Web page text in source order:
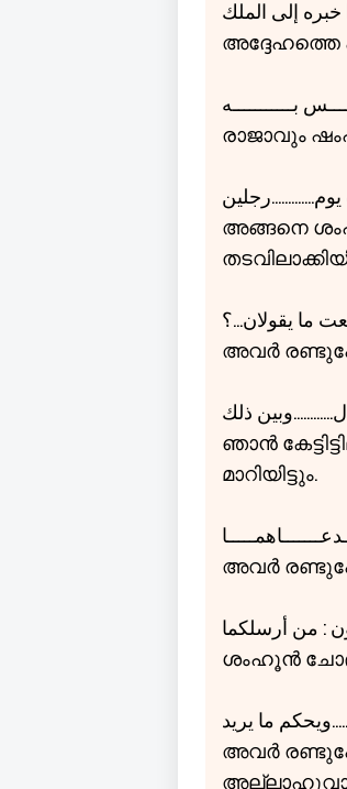
خبره إلی الملك
അദ്ദേഹത്തെ
بـــــــــــه
രാജാവും
അങ്ങനെ
ما يقولان...؟
അവർ
ذلك
ഞാൻ
മാറിയിട്ടും.
അവർ
: من أرسلكما
ശംഹൂൻ
ما يريد
അവർ